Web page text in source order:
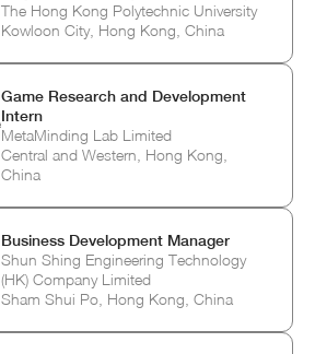
The Hong Kong Polytechnic University
Kowloon City, Hong Kong, China
Game Research and Development
Intern
MetaMinding Lab Limited
Central and Western, Hong Kong,
China
Business Development Manager
Shun Shing Engineering Technology
(HK) Company Limited
Sham Shui Po, Hong Kong, China